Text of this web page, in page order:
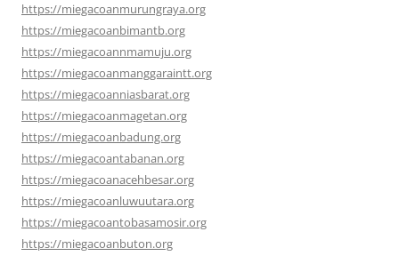
https://miegacoanmurungraya.org
https://miegacoanbimantb.org
https://miegacoannmamuju.org
https://miegacoanmanggaraintt.org
https://miegacoanniasbarat.org
https://miegacoanmagetan.org
https://miegacoanbadung.org
https://miegacoantabanan.org
https://miegacoanacehbesar.org
https://miegacoanluwuutara.org
https://miegacoantobasamosir.org
https://miegacoanbuton.org